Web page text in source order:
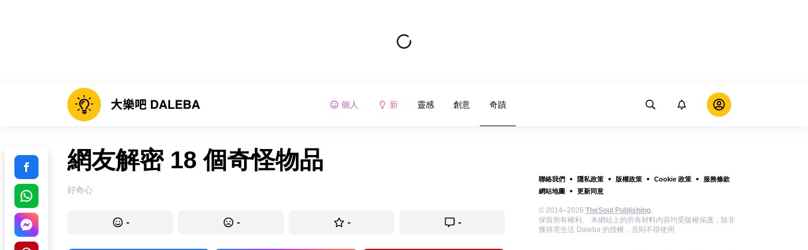
個人 新 靈感 創意 奇蹟
聯絡我們 隱私政策 版權政策 Cookie 政策
服務條款
網站地圖
更新同意
© 2014–2026 TheSoul Publishing.
保留所有權利。 本網站上的所有材料內容均受版權保護，除非
獲得亮生活 Daleba 的授權，否則不得使用
網友解密 18 個奇怪物品
好奇心
- - - -